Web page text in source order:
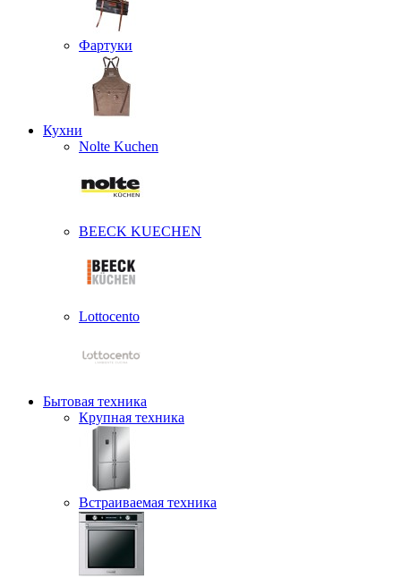
Фартуки
Кухни
Nolte Kuchen
BEECK KUECHEN
Lottocento
Бытовая техника
Крупная техника
Встраиваемая техника